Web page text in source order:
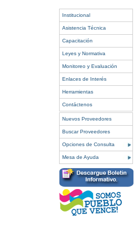
Institucional
Asistencia Técnica
Capacitación
Leyes y Normativa
Monitoreo y Evaluación
Enlaces de Interés
Herramientas
Contáctenos
Nuevos Proveedores
Buscar Proveedores
Opciones de Consulta
Mesa de Ayuda